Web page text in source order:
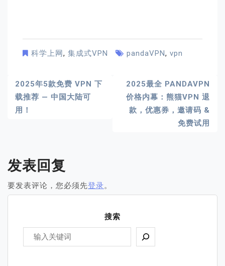
科学上网, 集成式VPN pandaVPN, vpn
文
章
2025年5款免费 VPN 下
载推荐 — 中国大陆可
用！
2025最全 PANDAVPN
价格内幕：熊猫VPN 退
款，优惠券，邀请码 &
免费试用
发表回复
要发表评论，您必须先登录。
搜索